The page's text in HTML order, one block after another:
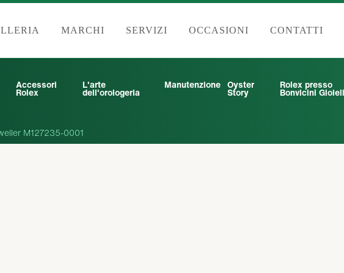
MARCHI SERVIZI OCCASIONI CONTATTI
Accessori
Rolex
L'arte
dell'orologeria
Manutenzione Oyster
Story
Rolex presso
Bonvicini
M127235-0001